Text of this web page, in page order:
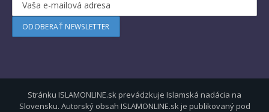
Stránku ISLAMONLINE.sk prevádzkuje Islamská nadácia na
Slovensku. Autorský obsah ISLAMONLINE.sk je publikovaný pod